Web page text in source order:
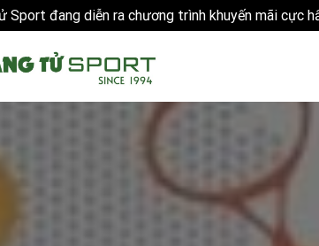
Sport đang diễn ra chương trình khuyến mãi cực